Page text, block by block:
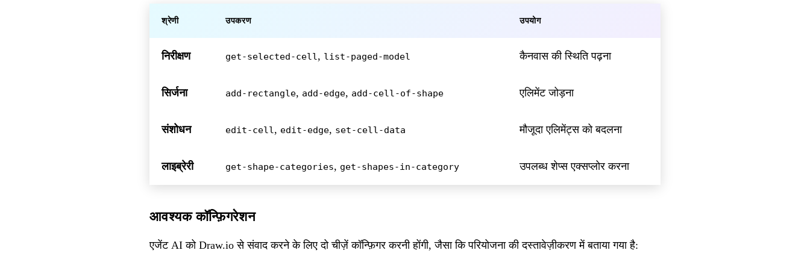
श्रेणी उपकरण उपयोग
निरीक्षण get-selected-cell , list-paged-model कैनवास की स्थिति पढ़ना
सिर्जना add-rectangle, add-edge, add-cell-of-shape एलिमेंट जोड़ना
संशोधन edit-cell , edit-edge, set-cell-data मौजूदा एलिमेंट्स को बदलना
लाइब्रेरी get-shape-categories, get-shapes-in-category उपलब्ध शेप्स एक्सप्लोर करना
आवश्यक कॉन्फ़िगरेशन
एजेंट AI को Draw.io से संवाद करने के लिए दो चीज़ें कॉन्फ़िगर करनी होंगी, जैसा कि परियोजना कीदस्तावेज़ीकरणमें बताया गया है: